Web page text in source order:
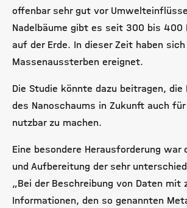
offenbar sehr gut vor
Nadelbäume gibt es seit 300 bis 400
auf der Erde. In dieser Zeit haben
Massenaussterben ereignet.
Die Studie könnte dazu beitragen, die
des Nanoschaums in Zukunft auch
nutzbar zu machen.
Eine besondere Herausforderung war
und Aufbereitung der sehr
„Bei der Beschreibung von Daten mit
Informationen, den so genannten